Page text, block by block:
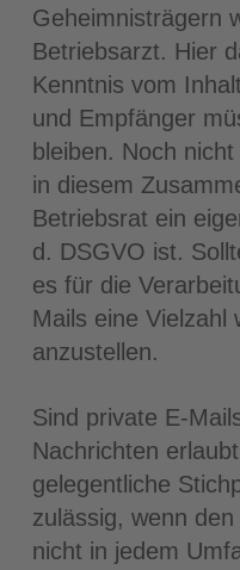
Geheimnisträgern
Betriebsarzt. Hier
Kenntnis vom
und Empfänger
bleiben. Noch
in diesem
Betriebsrat ein
d. DSGVO ist.
es für die
Mails eine Vielzahl
anzustellen.
Sind private E-
Nachrichten
gelegentliche
zulässig, wenn
nicht in jedem